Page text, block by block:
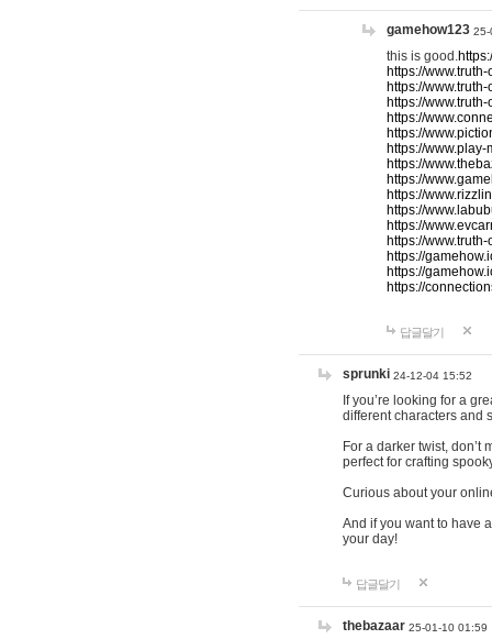
gamehow123 25-
this is good.
https://
https://
https://
https://
https://
https://
https://
https://
https://
https://
https://
https://
https://
https://
https://
답글달기
sprunki 24-12-04 15:52
If you’re looking for a
different characters and
For a darker twist, don’t
perfect for crafting
Curious about your
And if you want to have
your day!
답글달기
thebazaar 25-01-10 01:59